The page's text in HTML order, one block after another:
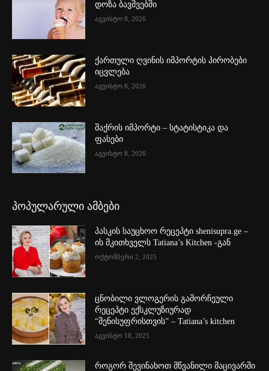
დოზა ბავშვებში
აგვისტო 8, 2026
ქართული ღვინის იმპორტის პირობები
იცვლება
აგვისტო 8, 2026
შაქრის იმპორტი – სტატისტიკა და
ფასები
აგვისტო 8, 2026
პოპულარული ამბები
პასკის საუცხოო რეცეპტი shenisupra.ge –
ის მკითხველს Tatiana’s Kitchen -გან
ოქტომბერი 2, 2025
ცნობილი ვლოგერის გამორჩეული
რეცეპტი ექსკლუზიურად
“შენისუფრისთვის” – Tatiana’s kitchen
აგვისტო 18, 2025
როგორ შევინახოთ მწვანილი მაცივარში